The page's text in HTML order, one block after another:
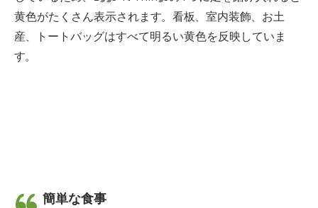
黄色がたくさん表示されます。 看板、室内装飾、お土
産、トートバッグはすべて明るい黄色を反映していま
す。
簡単な食事